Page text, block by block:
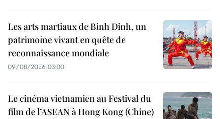
Les arts martiaux de Binh Dinh, un
patrimoine vivant en quête de
reconnaissance mondiale
09/08/2026 03:00
Le cinéma vietnamien au Festival du
film de l’ASEAN à Hong Kong (Chine)